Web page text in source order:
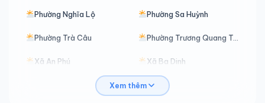
Phường Nghĩa Lộ Phường Sa Huỳnh
Phường Trà Câu Phường Trương Quang Trọng
Xã An Phú Xã Ba Dinh
Xã Ba Gia
Xem thêm